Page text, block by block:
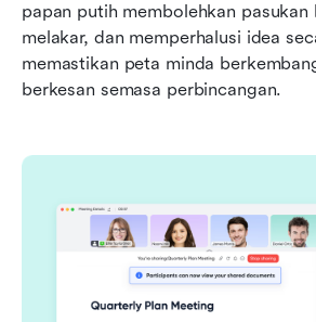
papan putih membolehkan pasukan
melakar, dan memperhalusi idea
memastikan peta minda
berkesan semasa perbincangan.